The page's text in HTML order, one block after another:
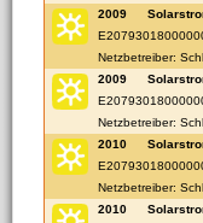
2009
Netzbetreiber:
2009
Netzbetreiber:
2010
Netzbetreiber:
2010